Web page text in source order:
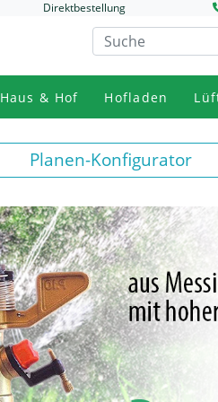
Direktbestellung
Haus & Hof Hofladen
Planen-Konfigurator